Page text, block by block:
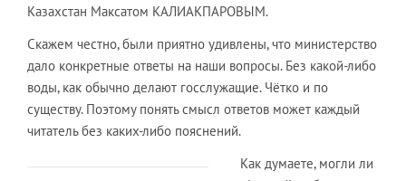
Казахстан Максатом КАЛИАКПАРОВЫМ.
Скажем честно, были приятно удивлены, что министерство
дало конкретные ответы на наши вопросы. Без какой-либо
воды, как обычно делают госслужащие. Чётко и по
существу. Поэтому понять смысл ответов может каждый
читатель без каких-либо пояснений.
Как думаете, могли ли